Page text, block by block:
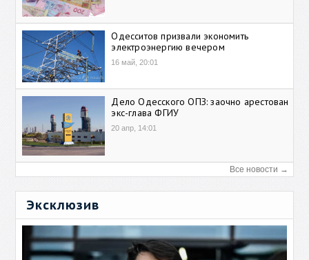
Одесситов призвали экономить
электроэнергию вечером
16 май, 20:01
Дело Одесского ОПЗ: заочно арестован
экс-глава ФГИУ
20 апр, 14:01
Все новости →
Эксклюзив